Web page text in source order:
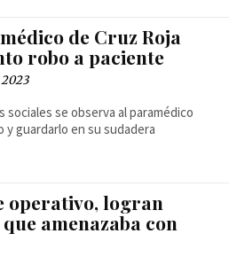
de Cruz Roja
robo a paciente
se observa al paramédico
y guardarlo en su sudadera
operativo, logran
amenazaba con